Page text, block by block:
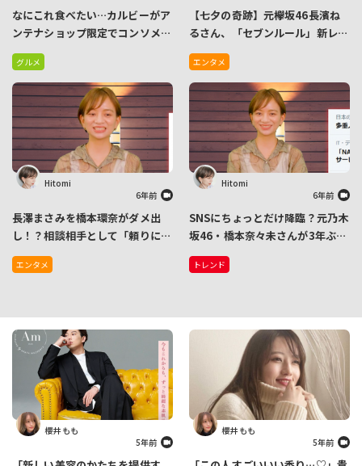
なにこれ食べたい…カルビーがア
ンテナショップ限定でコンソメ風
味５倍の『揚げたてポテトチップ
ス コンソメ５倍パンチ』発売
グルメ
【七夕の奇跡】元欅坂46長濱ね
るさん、「セブンルール」新レギ
ュラー就任で卒業後初のメディア
出演！ファン「ねるちゃん、おか
えり」
エンタメ
Hitomi
6年前
長澤まさみを橋本環奈がダメ出
し！？相談相手として「頼りにな
る」
エンタメ
Hitomi
6年前
SNSにちょっとだけ降臨？元乃木
坂46・橋本奈々未さんが3年ぶり
の浮上でトレンド1位に
トレンド
櫻井 もも
5年前
櫻井 もも
5年前